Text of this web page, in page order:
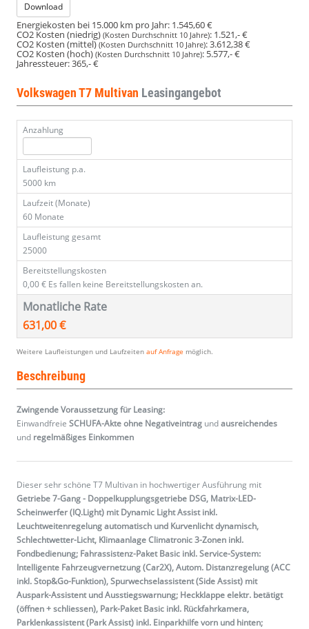
Download
Energiekosten bei 15.000 km pro Jahr: 1.545,60 €
CO2 Kosten (niedrig) (Kosten Durchschnitt 10 Jahre): 1.521,- €
CO2 Kosten (mittel)(Kosten Durchschnitt 10 Jahre):3.612,38 €
CO2 Kosten (hoch) (Kosten Durchschnitt 10 Jahre): 5.577,- €
Jahressteuer:365,- €
Volkswagen T7 Multivan Leasingangebot
Anzahlung
Laufleistung p.a.
5000 km
Laufzeit (Monate)
60 Monate
Laufleistung gesamt
25000
Bereitstellungskosten
0,00 € Es fallen keine Bereitstellungskosten an.
Monatliche Rate
631,00 €
Weitere Laufleistungen und Laufzeiten auf Anfrage möglich.
Beschreibung
Zwingende Voraussetzung für Leasing:
Einwandfreie SCHUFA-Akte ohne Negativeintrag undausreichendes
und regelmäßiges Einkommen
Dieser sehr schöne T7 Multivan in hochwertiger Ausführung mit
Getriebe 7-Gang - Doppelkupplungsgetriebe DSG, Matrix-LED-
Scheinwerfer (IQ.Light) mit Dynamic Light Assist inkl.
Leuchtweitenregelung automatisch und Kurvenlicht dynamisch,
Schlechtwetter-Licht, Klimaanlage Climatronic 3-Zonen inkl.
Fondbedienung; Fahrassistenz-Paket Basic inkl. Service-System:
Intelligente Fahrzeugvernetzung (Car2X), Autom. Distanzregelung (ACC
inkl. Stop&Go-Funktion), Spurwechselassistent (Side Assist) mit
Auspark-Assistent und Ausstiegswarnung; Heckklappe elektr. betätigt
(öffnen + schliessen), Park-Paket Basic inkl. Rückfahrkamera,
Parklenkassistent (Park Assist) inkl. Einparkhilfe vorn und hinten;